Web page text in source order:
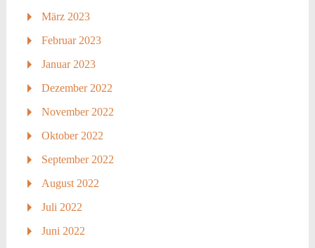
März 2023
Februar 2023
Januar 2023
Dezember 2022
November 2022
Oktober 2022
September 2022
August 2022
Juli 2022
Juni 2022